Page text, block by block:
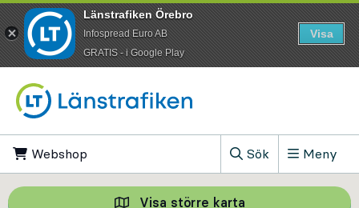
Webshop
Sök
, Visa sökfältet
Meny
Visa större karta Visa större
Länstrafiken Örebro
Infospread Euro AB
​GRATIS - i Google Play
Visa